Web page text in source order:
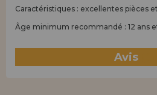
Caractéristiques : excellentes pièces
Âge minimum recommandé : 12 ans
Avis